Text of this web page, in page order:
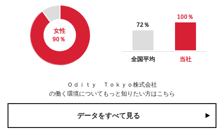
女性
90％
72 ％
100％
全国平均 当社
Ｏｄｉｔｙ Ｔｏｋｙｏ株式会社
の働く環境についてもっと知りたい方はこちら
データをすべて見る